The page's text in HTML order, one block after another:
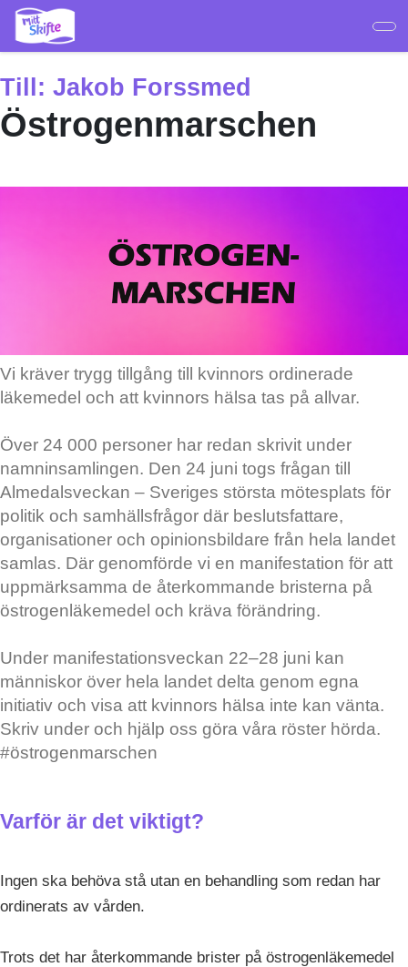
Hoppa
huvudinnehåll
Till: Jakob Forssmed
Östrogenmarschen
Vi kräver trygg tillgång till kvinnors ordinerade
läkemedel och att kvinnors hälsa tas på allvar.
Över 24 000 personer har redan skrivit under
namninsamlingen. Den 24 juni togs frågan till
Almedalsveckan – Sveriges största mötesplats för
politik och samhällsfrågor där beslutsfattare,
organisationer och opinionsbildare från hela landet
samlas. Där genomförde vi en manifestation för att
uppmärksamma de återkommande bristerna på
östrogenläkemedel och kräva förändring.
Under manifestationsveckan 22–28 juni kan
människor över hela landet delta genom egna
initiativ och visa att kvinnors hälsa inte kan vänta.
Skriv under och hjälp oss göra våra röster hörda.
#östrogenmarschen
Varför är det viktigt?
Ingen ska behöva stå utan en behandling som redan har
ordinerats av vården.
Trots det har återkommande brister på östrogenläkemedel